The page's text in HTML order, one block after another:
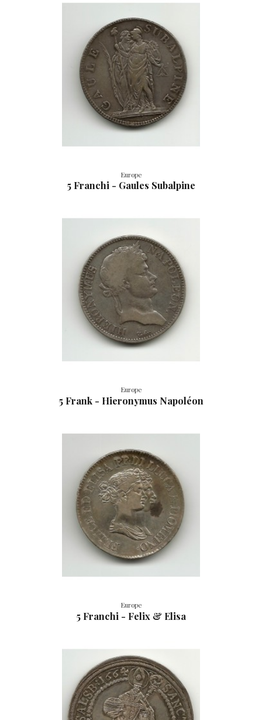
Europe
5 Franchi - Gaules Subalpine
Europe
5 Frank - Hieronymus Napoléon
Europe
5 Franchi - Felix & Elisa